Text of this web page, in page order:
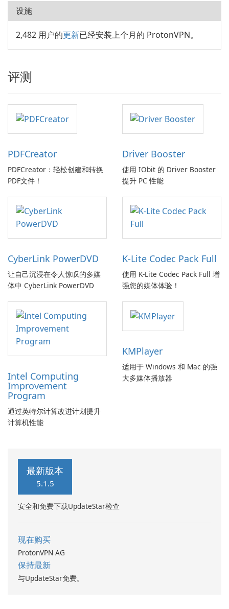
设施
2,482 用户的更新已经安装上个月的 ProtonVPN。
评测
PDFCreator
PDFCreator：轻松创建和转换
PDF文件！
Driver Booster
使用 IObit 的 Driver Booster
提升 PC 性能
CyberLink PowerDVD
让自己沉浸在令人惊叹的多媒
体中 CyberLink PowerDVD
K-Lite Codec Pack Full
使用 K-Lite Codec Pack Full 增
强您的媒体体验！
Intel Computing
Improvement
Program
通过英特尔计算改进计划提升
计算机性能
KMPlayer
适用于 Windows 和 Mac 的强
大多媒体播放器
最新版本
5.1.5
安全和免费下载UpdateStar检查
现在购买
ProtonVPN AG
保持最新
与UpdateStar免费。